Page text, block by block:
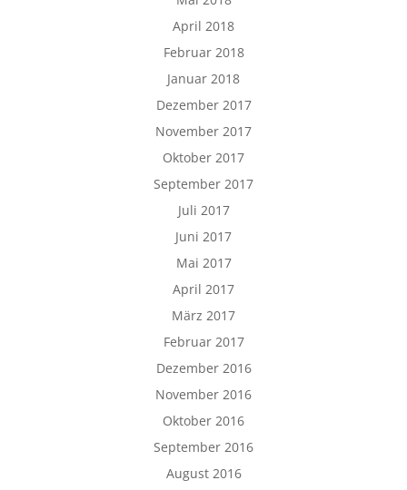
April 2018
Februar 2018
Januar 2018
Dezember 2017
November 2017
Oktober 2017
September 2017
Juli 2017
Juni 2017
Mai 2017
April 2017
März 2017
Februar 2017
Dezember 2016
November 2016
Oktober 2016
September 2016
August 2016